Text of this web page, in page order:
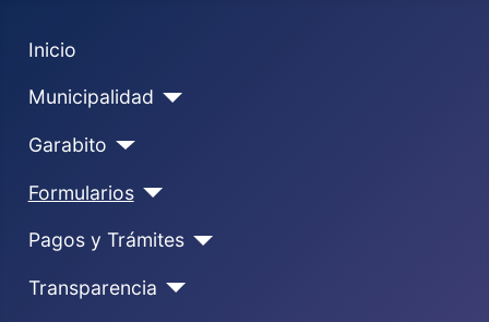
Inicio
Municipalidad
Garabito
Formularios
Pagos y Trámites
Transparencia